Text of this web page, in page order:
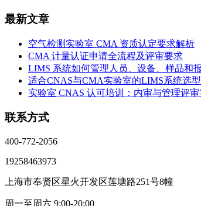
最新文章
空气检测实验室 CMA 资质认定要求解析
CMA 计量认证申请全流程及评审要求
LIMS 系统如何管理人员、设备、样品和
适合CNAS与CMA实验室的LIMS系统选
实验室 CNAS 认可培训：内审与管理评
联系方式
400-772-2056
19258463973
上海市奉贤区星火开发区莲塘路251号8幢
周一至周六 9:00-20:00